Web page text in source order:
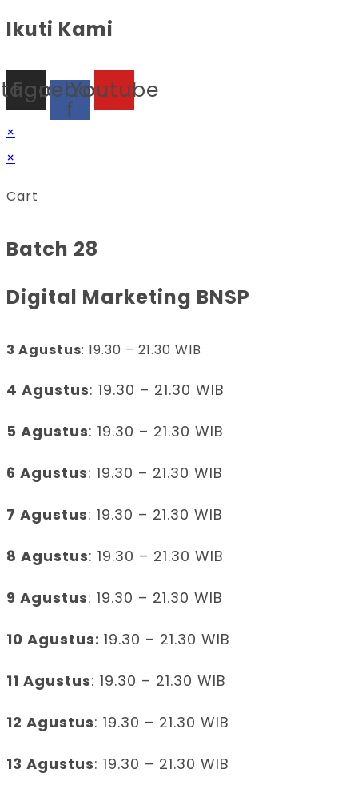
Ikuti Kami
Facebook-
f
Youtube
×
×
Cart
Batch 28
Digital Marketing BNSP
3 Agustus: 19.30 – 21.30 WIB
4 Agustus: 19.30 – 21.30 WIB
5 Agustus: 19.30 – 21.30 WIB
6 Agustus: 19.30 – 21.30 WIB
7 Agustus: 19.30 – 21.30 WIB
8 Agustus: 19.30 – 21.30 WIB
9 Agustus: 19.30 – 21.30 WIB
10 Agustus: 19.30 – 21.30 WIB
11 Agustus: 19.30 – 21.30 WIB
12 Agustus: 19.30 – 21.30 WIB
13 Agustus: 19.30 – 21.30 WIB